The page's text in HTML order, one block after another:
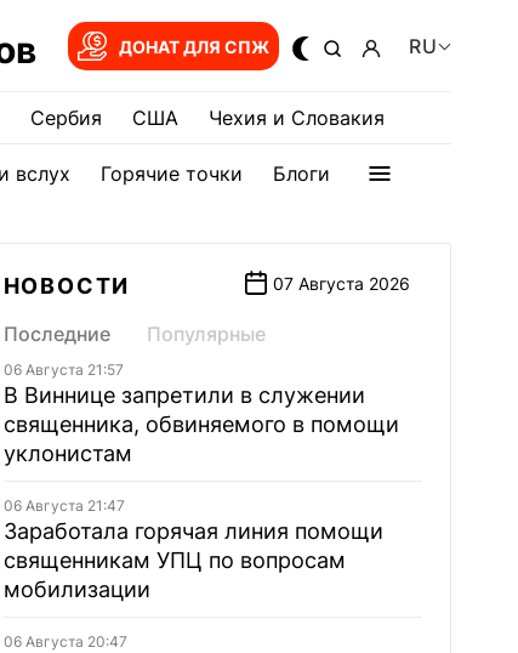
ДОНАТ ДЛЯ СПЖ RU
Сербия США Чехия и Словакия
вслух Горячие точки Блоги
НОВОСТИ 07 Августа 2026
Последние Популярные
06 Августа 21:57
В Виннице запретили в служении
священника, обвиняемого в помощи
уклонистам
06 Августа 21:47
Заработала горячая линия помощи
священникам УПЦ по вопросам
мобилизации
06 Августа 20:47